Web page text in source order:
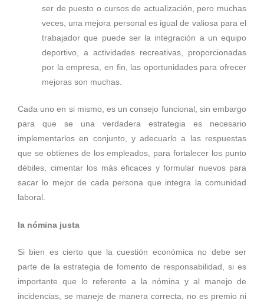
ser de puesto o cursos de actualización, pero muchas
veces, una mejora personal es igual de valiosa para el
trabajador que puede ser la integración a un equipo
deportivo, a actividades recreativas, proporcionadas
por la empresa, en fin, las oportunidades para ofrecer
mejoras son muchas.
Cada uno en si mismo, es un consejo funcional, sin embargo
para que se una verdadera estrategia es necesario
implementarlos en conjunto, y adecuarlo a las respuestas
que se obtienes de los empleados, para fortalecer los punto
débiles, cimentar los más eficaces y formular nuevos para
sacar lo mejor de cada persona que integra la comunidad
laboral.
la nómina justa
Si bien es cierto que la cuestión económica no debe ser
parte de la estrategia de fomento de responsabilidad, si es
importante que lo referente a la nómina y al manejo de
incidencias, se maneje de manera correcta, no es premio ni